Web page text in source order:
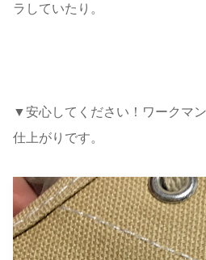
ラしていたり。
▼安心してください！ワークマ
仕上がりです。